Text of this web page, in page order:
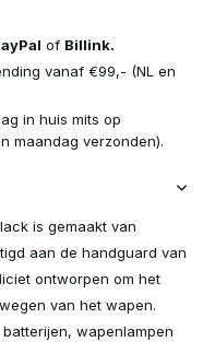
of Billink.
vanaf €99,- (NL en
in huis mits op
maandag verzonden).
is gemaakt van
aan de handguard van
ontworpen om het
van het wapen.
wapenlampen